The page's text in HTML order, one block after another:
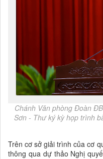
Chánh Văn phòng Đoàn
Sơn - Thư ký kỳ họp trình
Trên cơ sở giải trình của cơ
thông qua dự thảo Nghị